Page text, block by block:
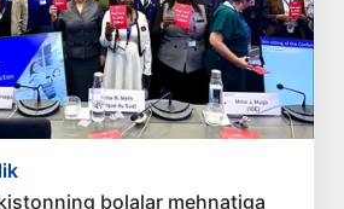
bolalar mehnatiga